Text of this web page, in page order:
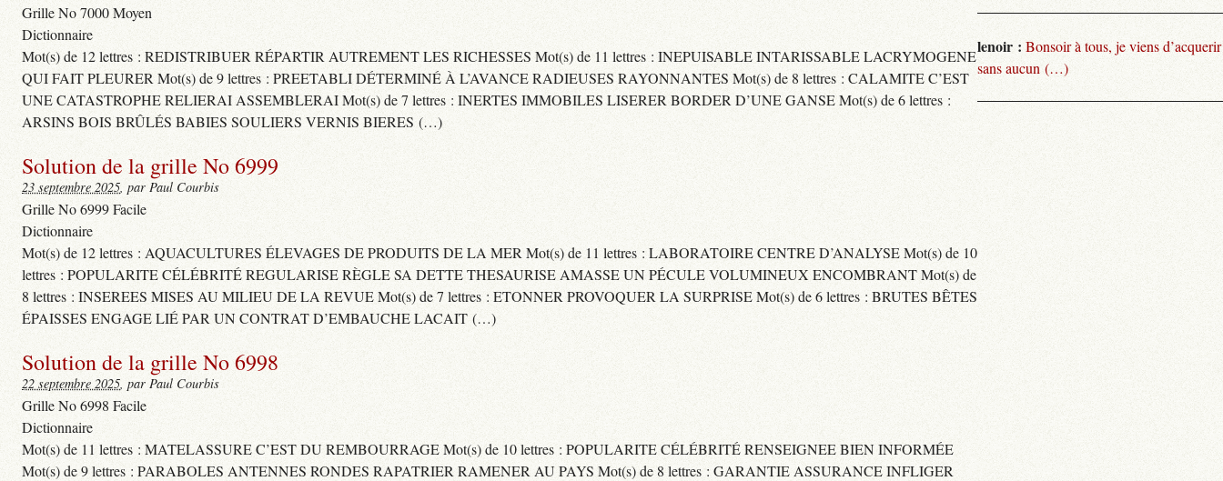
Grille No 7000 Moyen
Dictionnaire
Mot(s) de 12 lettres : REDISTRIBUER RÉPARTIR AUTREMENT LES RICHESSES Mot(s) de 11 lettres : INEPUISABLE INTARISSABLE LACRYMOGENE
QUI FAIT PLEURER Mot(s) de 9 lettres : PREETABLI DÉTERMINÉ À L’AVANCE RADIEUSES RAYONNANTES Mot(s) de 8 lettres : CALAMITE C’EST
UNE CATASTROPHE RELIERAI ASSEMBLERAI Mot(s) de 7 lettres : INERTES IMMOBILES LISERER BORDER D’UNE GANSE Mot(s) de 6 lettres :
ARSINS BOIS BRÛLÉS BABIES SOULIERS VERNIS BIERES (…)
Solution de la grille No 6999
23 septembre 2025, par Paul Courbis
Grille No 6999 Facile
Dictionnaire
Mot(s) de 12 lettres : AQUACULTURES ÉLEVAGES DE PRODUITS DE LA MER Mot(s) de 11 lettres : LABORATOIRE CENTRE D’ANALYSE Mot(s) de 10
lettres : POPULARITE CÉLÉBRITÉ REGULARISE RÈGLE SA DETTE THESAURISE AMASSE UN PÉCULE VOLUMINEUX ENCOMBRANT Mot(s) de
8 lettres : INSEREES MISES AU MILIEU DE LA REVUE Mot(s) de 7 lettres : ETONNER PROVOQUER LA SURPRISE Mot(s) de 6 lettres : BRUTES BÊTES
ÉPAISSES ENGAGE LIÉ PAR UN CONTRAT D’EMBAUCHE LACAIT (…)
Solution de la grille No 6998
22 septembre 2025, par Paul Courbis
Grille No 6998 Facile
Dictionnaire
Mot(s) de 11 lettres : MATELASSURE C’EST DU REMBOURRAGE Mot(s) de 10 lettres : POPULARITE CÉLÉBRITÉ RENSEIGNEE BIEN INFORMÉE
Mot(s) de 9 lettres : PARABOLES ANTENNES RONDES RAPATRIER RAMENER AU PAYS Mot(s) de 8 lettres : GARANTIE ASSURANCE INFLIGER
lenoir : Bonsoir à tous, je viens
sans aucun (…)